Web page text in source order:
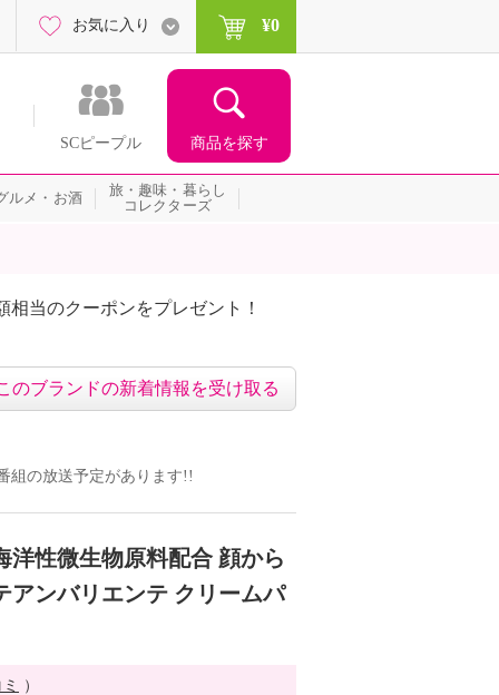
SCピープル 商品を探す
お気に入り ¥0
ルメ・お酒
旅・趣味・暮らし
コレクターズ
当のクーポンをプレゼント！
のブランドの新着情報を受け取る
組の放送予定があります!!
性微生物原料配合 顔から
アンバリエンテ クリームパ
）